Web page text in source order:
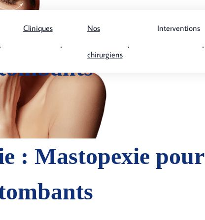
Cliniques Nos
chirurgiens
Interventions
: Mastopexie pour
: Mastopexie pour